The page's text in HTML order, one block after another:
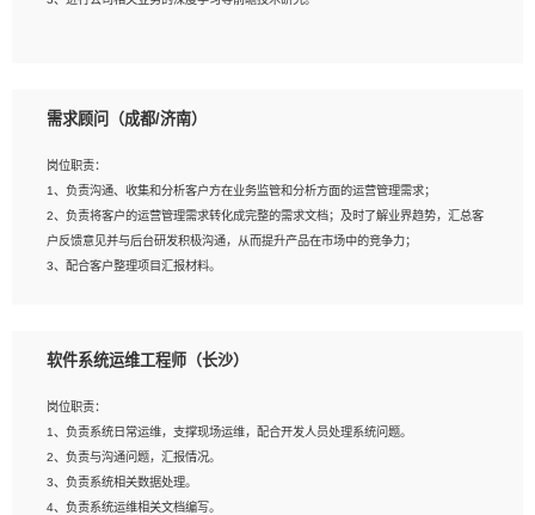
执行力与抗压力强。
2、2年以上图像处理开发经验，熟悉python和spark开发；
建深度学习系统环境；
4、熟悉OPENCV、HALCON等常用图像处理软件，熟练进行图像处理；
5、熟悉主流的分类算法、聚类算法和关联分析算法原理，能熟练使用神经网络算法
的进行业务建模；
6、对OCR领域有深入的研究，熟悉模型调参，压缩和整型化方法；
需求顾问（成都/济南）
岗位职责：
1、负责沟通、收集和分析客户方在业务监管和分析方面的运营管理需求；
2、负责将客户的运营管理需求转化成完整的需求文档；及时了解业界趋势，汇总客
户反馈意见并与后台研发积极沟通，从而提升产品在市场中的竞争力；
3、配合客户整理项目汇报材料。
1、3年以上运营或解决方案的工作经验。
征，可独立提出完整的优化方案,并推动方案执行达成结果；熟练使用PPT、
WORD、EXCEL等办公软件；
3、深入理解公司各项AI产品和技术信息；具有较强的文档编写能力，能独立撰写
PPT、方案建议书等，面试时需携带个人制作的专业PPT文件进行展示。
软件系统运维工程师（长沙）
岗位职责：
1、负责系统日常运维，支撑现场运维，配合开发人员处理系统问题。
2、负责与沟通问题，汇报情况。
3、负责系统相关数据处理。
4、负责系统运维相关文档编写。